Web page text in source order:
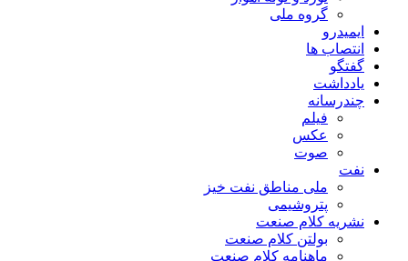
گروه ملی
ایمیدرو
انتصاب ها
گفتگو
یادداشت
چندرسانه
فیلم
عکس
صوت
نفت
ملی مناطق نفت خیز
پتروشیمی
نشریه کلام صنعت
بولتن کلام صنعت
ماهنامه کلام صنعت